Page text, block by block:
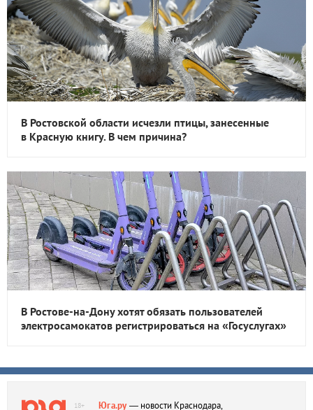
В Ростовской области исчезли птицы, занесенные
в Красную книгу. В чем причина?
В Ростове-на-Дону хотят обязать пользователей
электросамокатов регистрироваться на «Госуслугах»
18+ Юга.ру— новости Краснодара,